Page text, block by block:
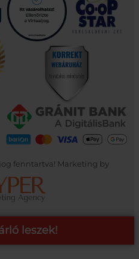
fenntartva! Marketing by
leszek!